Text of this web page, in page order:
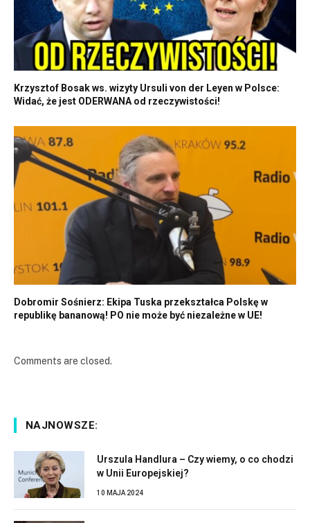
Krzysztof Bosak ws. wizyty Ursuli von der Leyen w Polsce:
Widać, że jest ODERWANA od rzeczywistości!
Dobromir Sośnierz: Ekipa Tuska przekształca Polskę w
republikę bananową! PO nie może być niezależne w UE!
Comments are closed.
NAJNOWSZE:
Urszula Handlura – Czy wiemy, o co chodzi
w Unii Europejskiej?
10 MAJA 2024